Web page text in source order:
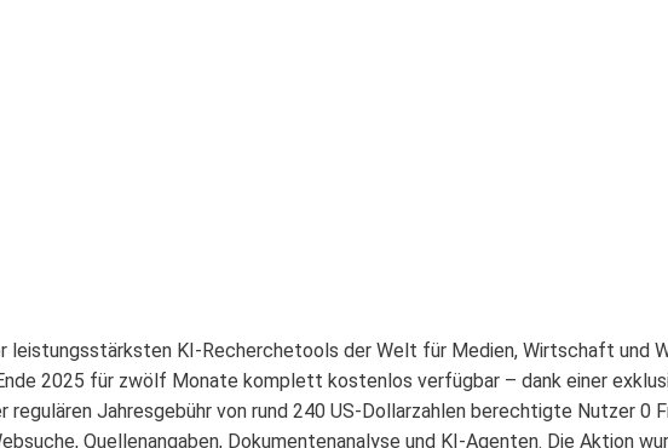
leistungsstärksten KI-Recherchetools der Welt für Medien, Wirtschaft und
2025 für zwölf Monate komplett kostenlos verfügbar – dank einer
Jahresgebühr von rund 240 US-Dollarzahlen berechtigte Nutzer 0
Quellenangaben, Dokumentenanalyse und KI-Agenten. Die Aktion